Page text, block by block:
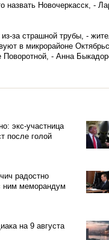
назвать Новочеркасск, -
за страшной трубы, -
в микрорайоне
- Анна
экс-участница
после голой
радостно
ним меморандум
на 9 августа